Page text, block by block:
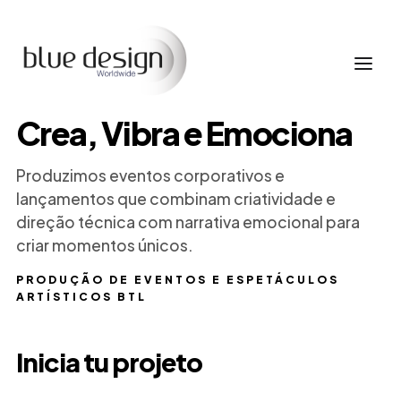
PRODUÇÃO DE EVENTOS E ESPETÁCULOS
ARTÍSTICOS BTL
Crea, Vibra e Emociona
Produzimos eventos corporativos e
lançamentos que combinam criatividade e
direção técnica com narrativa emocional para
criar momentos únicos.
Inicia tu projeto